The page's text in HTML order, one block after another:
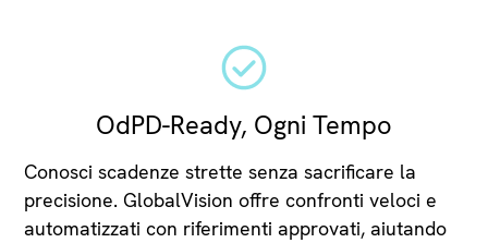
OdPD-Ready, Ogni Tempo
Conosci scadenze strette senza sacrificare la
precisione. GlobalVision offre confronti veloci e
automatizzati con riferimenti approvati, aiutando